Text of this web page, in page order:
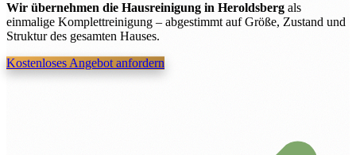
Wir übernehmen die Hausreinigung in Heroldsberg als
einmalige Komplettreinigung – abgestimmt auf Größe, Zustand und
Struktur des gesamten Hauses.
Kostenloses Angebot anfordern